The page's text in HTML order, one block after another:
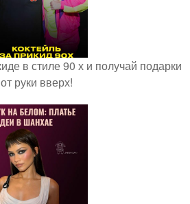
в стиле 90 х и получай подарки
от руки вверх!